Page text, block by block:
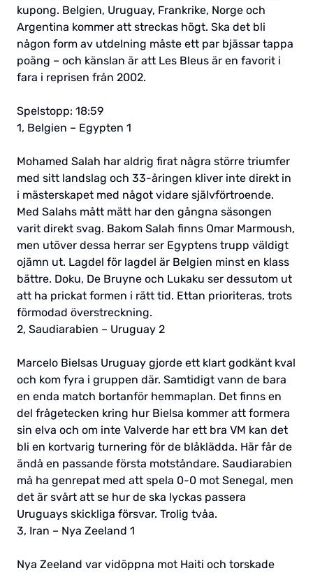
kupong. Belgien, Uruguay, Frankrike, Norge och
Argentina kommer att streckas högt. Ska det bli
någon form av utdelning måste ett par bjässar tappa
poäng – och känslan är att Les Bleus är en favorit i
fara i reprisen från 2002.
Spelstopp: 18:59
1, Belgien – Egypten 1
Mohamed Salah har aldrig firat några större triumfer
med sitt landslag och 33-åringen kliver inte direkt in
i mästerskapet med något vidare självförtroende.
Med Salahs mått mätt har den gångna säsongen
varit direkt svag. Bakom Salah finns Omar Marmoush,
men utöver dessa herrar ser Egyptens trupp väldigt
ojämn ut. Lagdel för lagdel är Belgien minst en klass
bättre. Doku, De Bruyne och Lukaku ser dessutom ut
att ha prickat formen i rätt tid. Ettan prioriteras, trots
förmodad överstreckning.
2, Saudiarabien – Uruguay 2
Marcelo Bielsas Uruguay gjorde ett klart godkänt kval
och kom fyra i gruppen där. Samtidigt vann de bara
en enda match bortanför hemmaplan. Det finns en
del frågetecken kring hur Bielsa kommer att formera
sin elva och om inte Valverde har ett bra VM kan det
bli en kortvarig turnering för de blåklädda. Här får de
ändå en passande första motståndare. Saudiarabien
må ha genrepat med att spela 0-0 mot Senegal, men
det är svårt att se hur de ska lyckas passera
Uruguays skickliga försvar. Trolig tvåa.
3, Iran – Nya Zeeland 1
Nya Zeeland var vidöppna mot Haiti och torskade